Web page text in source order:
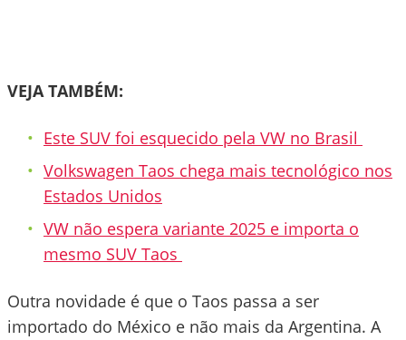
VEJA TAMBÉM:
Este SUV foi esquecido pela VW no Brasil
Volkswagen Taos chega mais tecnológico nos
Estados Unidos
VW não espera variante 2025 e importa o
mesmo SUV Taos
Outra novidade é que o Taos passa a ser
importado do México e não mais da Argentina. A